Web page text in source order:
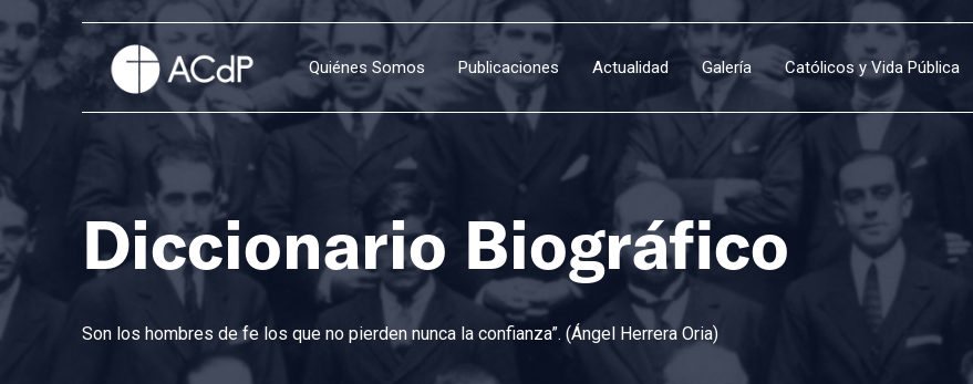
Quiénes Somos Publicaciones Actualidad Galería Católicos y Vida Pública
Diccionario Biográfico
Son los hombres de fe los que no pierden nunca la confianza”. (Ángel Herrera Oria)